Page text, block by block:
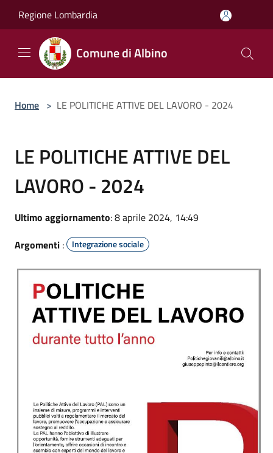
Regione Lombardia
Comune di Albino
Home > LE POLITICHE ATTIVE DEL LAVORO - 2024
LE POLITICHE ATTIVE DEL
LAVORO - 2024
Ultimo aggiornamento: 8 aprile 2024, 14:49
Argomenti : Integrazione sociale